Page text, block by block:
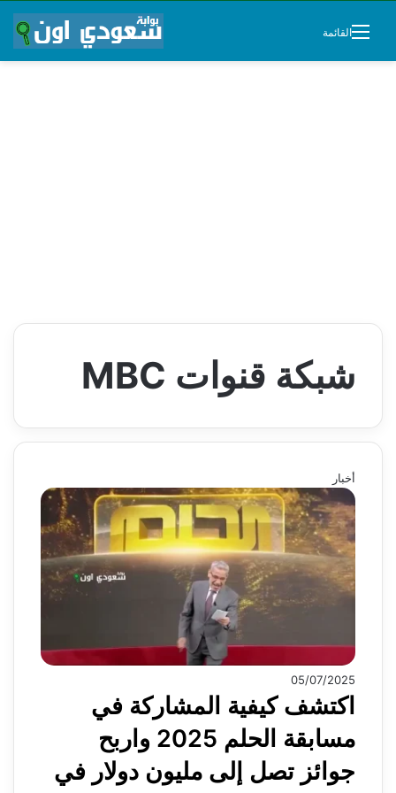
القائمة
شبكة قنوات MBC
أخبار
05/07/2025
اكتشف كيفية المشاركة في
مسابقة الحلم 2025 واربح
جوائز تصل إلى مليون دولار في